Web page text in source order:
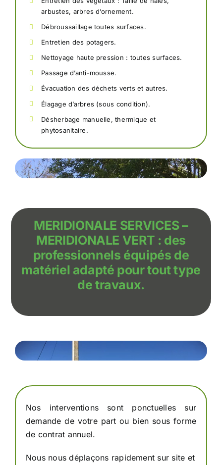
arbustes, arbres d’ornement.
Débroussaillage toutes surfaces.
Entretien des potagers.
Nettoyage haute pression : toutes surfaces.
Passage d’anti-mousse.
Évacuation des déchets verts et autres.
Élagage d’arbres (sous condition).
Désherbage manuelle, thermique et
phytosanitaire.
MERIDIONALE SERVICES –
MERIDIONALE VERT : des
professionnels équipés de
matériel adapté pour tout type
de travaux.
Nos interventions sont ponctuelles sur
demande de votre part ou bien sous forme
de contrat annuel.
Nous nous déplaçons rapidement sur site et